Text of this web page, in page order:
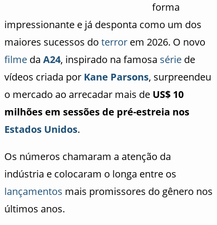
forma
impressionante e já desponta como um dos
maiores sucessos do terrorem 2026. O novo
filmeda A24, inspirado na famosa sériede
vídeos criada por Kane Parsons, surpreendeu
o mercado ao arrecadar mais de US$ 10
milhões em sessões de pré-estreia nos
Estados Unidos.
Os números chamaram a atenção da
indústria e colocaram o longa entre os
lançamentos mais promissores do gênero nos
últimos anos.